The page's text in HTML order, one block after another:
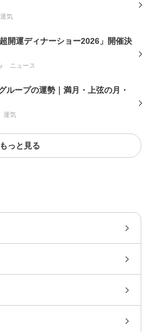
運気
開運ディナーショー2026」開催決
ニュース
ループの運勢｜満月・上弦の月・
運気
もっと見る